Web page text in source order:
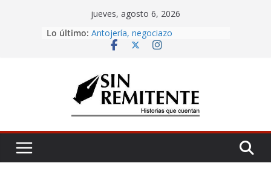
jueves, agosto 6, 2026
Lo último: Amor eterno
Antojería, negociazo
Misa de 12